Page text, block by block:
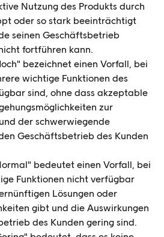
Nutzung des Produkts durch
oder so stark beeinträchtigt
seinen Geschäftsbetrieb
fortführen kann.
bezeichnet einen Vorfall, bei
wichtige Funktionen des
sind, ohne dass akzeptable
zur
der schwerwiegende
Geschäftsbetrieb des Kunden
bedeutet einen Vorfall, bei
Funktionen nicht verfügbar
Lösungen oder
gibt und die Auswirkungen
des Kunden gering sind.